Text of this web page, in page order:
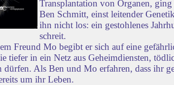
Transplantation von Organen,
Ben Schmitt, einst leitender
ihn nicht los: ein gestohlenes
schreit.
Freund Mo begibt er sich auf eine
tiefer in ein Netz aus Geheimdiensten,
dürfen. Als Ben und Mo erfahren, dass ihr
um ihr Leben.